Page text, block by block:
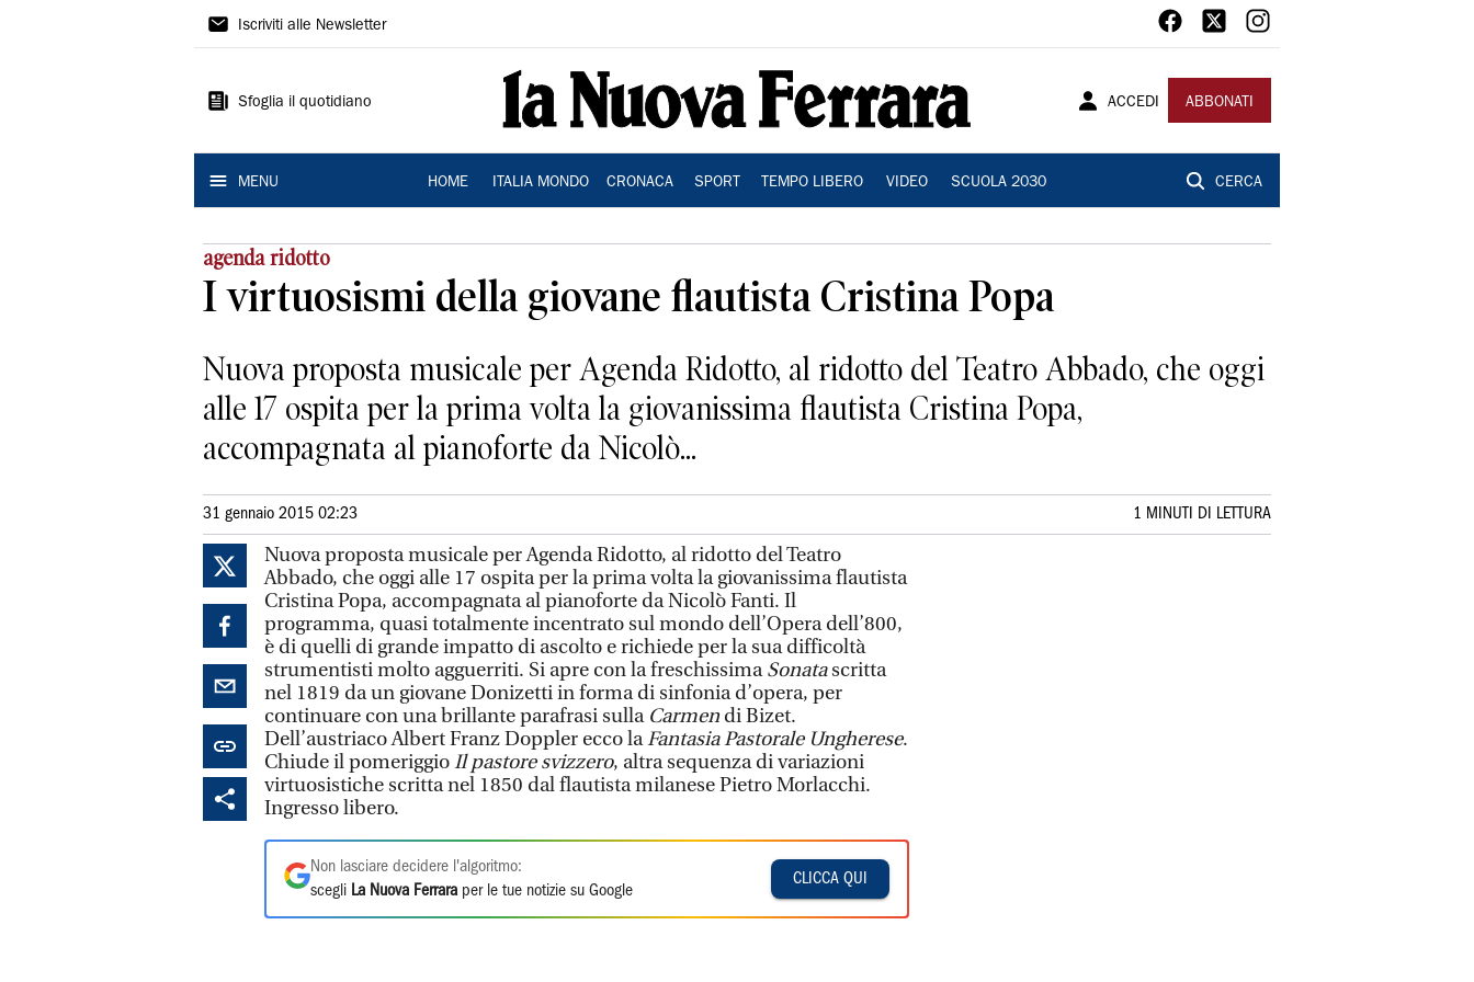
La
Ferrara
Iscriviti alle Newsletter
Sfoglia il quotidiano ACCEDI ABBONATI
MENU HOME ITALIA MONDO CRONACA SPORT TEMPO LIBERO VIDEO SCUOLA 2030 CERCA
agenda ridotto
I virtuosismi della giovane flautista Cristina Popa
Nuova proposta musicale per Agenda Ridotto, al ridotto del Teatro Abbado, che oggi
alle 17 ospita per la prima volta la giovanissima flautista Cristina Popa,
accompagnata al pianoforte da Nicolò...
31 gennaio 2015 02:23 1 MINUTI DI LETTURA
Nuova proposta musicale per Agenda Ridotto, al ridotto del Teatro
Abbado, che oggi alle 17 ospita per la prima volta la giovanissima flautista
Cristina Popa, accompagnata al pianoforte da Nicolò Fanti. Il
programma, quasi totalmente incentrato sul mondo dell’Opera dell’800,
è di quelli di grande impatto di ascolto e richiede per la sua difficoltà
strumentisti molto agguerriti. Si apre con la freschissimaSonatascritta
nel 1819 da un giovane Donizetti in forma di sinfonia d’opera, per
continuare con una brillante parafrasi sulla Carmendi Bizet.
Dell’austriaco Albert Franz Doppler ecco laFantasia Pastorale Ungherese.
Chiude il pomeriggioIl pastore svizzero, altra sequenza di variazioni
virtuosistiche scritta nel 1850 dal flautista milanese Pietro Morlacchi.
Ingresso libero.
Non lasciare decidere l'algoritmo:
scegli La Nuova Ferrara per le tue notizie su Google
CLICCA QUI